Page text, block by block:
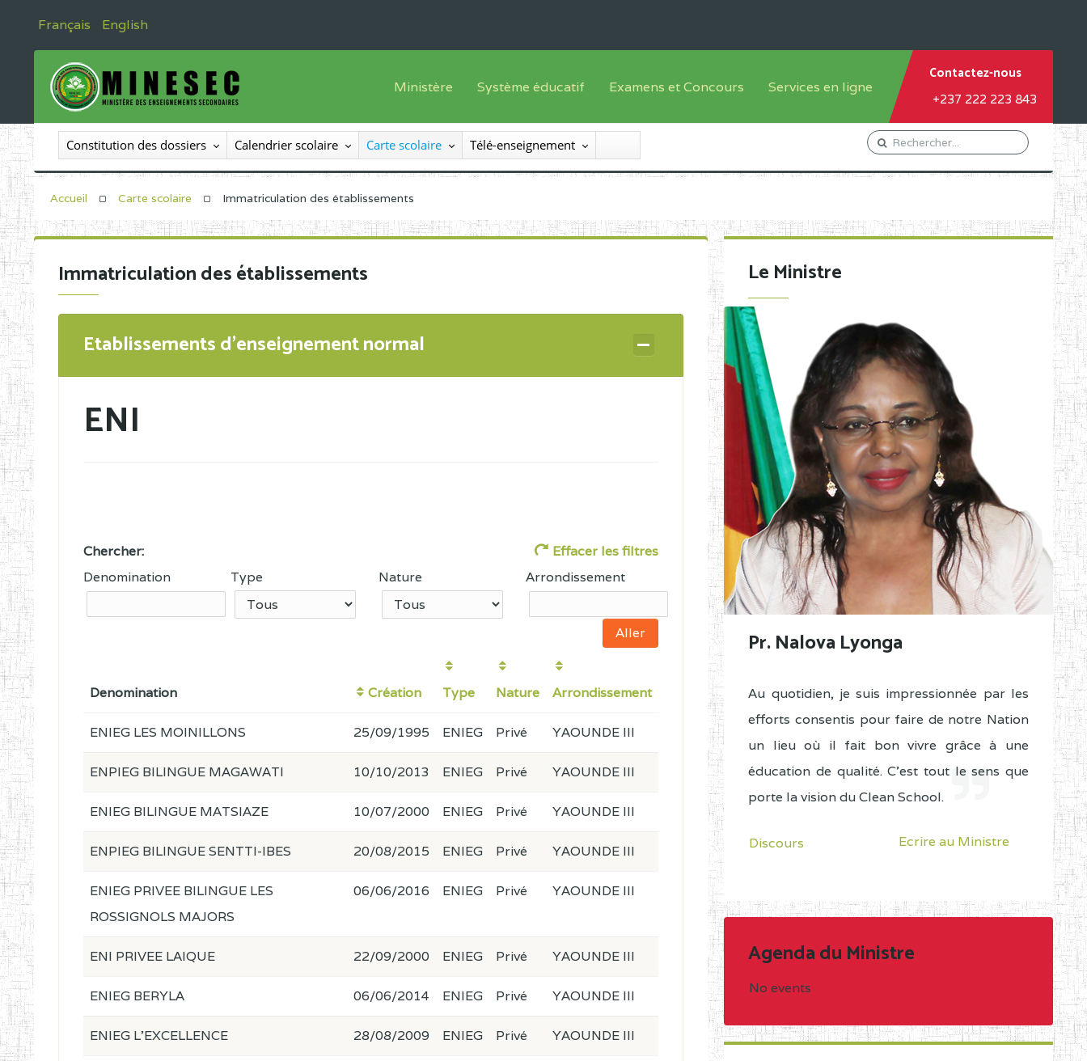
Français English
Ministère
Le Ministre
Le SEESEN
Inspection Générale des Enseignements
Organigramme
Système éducatif
Offre de formation
Sous système francophone
Progammes d'études
Examens et Concours
Inscriptions
Liste des candidats
Diplômes disponibles
Services en ligne
Orientation Conseil
Gestion du Personnel
Demande de subvention
Contactez-nous
+237 222 223 843
Constitution des dossiers Calendrier scolaire Carte scolaire Télé-enseignement
Accueil Carte scolaire Immatriculation des établissements
Immatriculation des établissements
Etablissements d'enseignement normal
ENI
Chercher:
Effacer les filtres
Denomination
Type Nature Arrondissement
Denomination Création Type Nature Arrondissement
ENIEG LES MOINILLONS 25/09/1995 ENIEG Privé YAOUNDE III
ENPIEG BILINGUE MAGAWATI 10/10/2013 ENIEG Privé YAOUNDE III
ENIEG BILINGUE MATSIAZE 10/07/2000 ENIEG Privé YAOUNDE III
ENPIEG BILINGUE SENTTI-IBES 20/08/2015 ENIEG Privé YAOUNDE III
ENIEG PRIVEE BILINGUE LES
ROSSIGNOLS MAJORS
06/06/2016 ENIEG Privé YAOUNDE III
ENI PRIVEE LAIQUE 22/09/2000 ENIEG Privé YAOUNDE III
ENIEG BERYLA 06/06/2014 ENIEG Privé YAOUNDE III
ENIEG L'EXCELLENCE 28/08/2009 ENIEG Privé YAOUNDE III
Le Ministre
Pr. Nalova Lyonga
Au quotidien, je suis impressionnée par les
efforts consentis pour faire de notre Nation
un lieu où il fait bon vivre grâce à une
éducation de qualité. C'est tout le sens que
porte la vision du Clean School.
Discours Ecrire au Ministre
Agenda du Ministre
No events